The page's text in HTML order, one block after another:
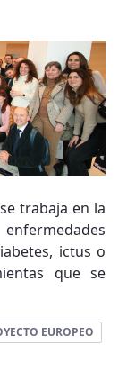
trabaja en la
ictus o
que se
EUROPEO